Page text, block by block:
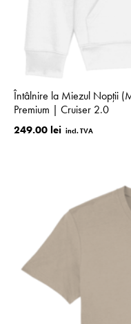
Întâlnire la Miezul Nopții
Premium | Cruiser 2.0
249.00 lei